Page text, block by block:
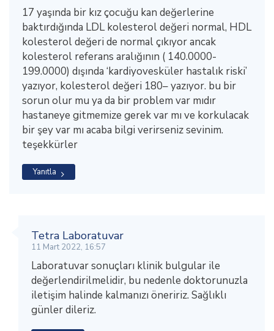
17 yaşında bir kız çocuğu kan değerlerine
baktırdığında LDL kolesterol değeri normal, HDL
kolesterol değeri de normal çıkıyor ancak
kolesterol referans aralığının ( 140.0000-
199.0000) dışında ‘kardiyovesküler hastalık riski’
yazıyor, kolesterol değeri 180– yazıyor. bu bir
sorun olur mu ya da bir problem var mıdır
hastaneye gitmemize gerek var mı ve korkulacak
bir şey var mı acaba bilgi verirseniz sevinim.
teşekkürler
Yanıtla
Tetra Laboratuvar
11 Mart 2022, 16:57
Laboratuvar sonuçları klinik bulgular ile
değerlendirilmelidir, bu nedenle doktorunuzla
iletişim halinde kalmanızı öneririz. Sağlıklı
günler dileriz.